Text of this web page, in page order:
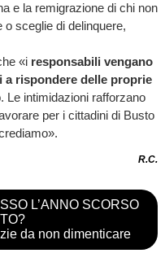
e la remigrazione di chi non
o sceglie di delinquere,
«i responsabili vengano
a rispondere delle proprie
Le intimidazioni rafforzano
per i cittadini di Busto
R.C.
L’ANNO SCORSO
da non dimenticare